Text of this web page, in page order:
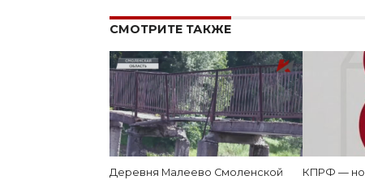
СМОТРИТЕ ТАКЖЕ
Деревня Малеево Смоленской
КПРФ —